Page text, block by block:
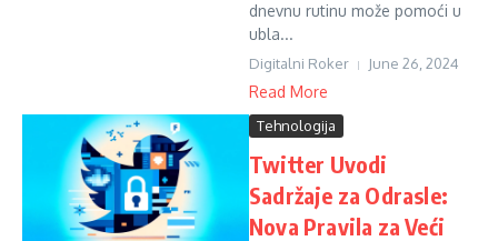
dnevnu rutinu može pomoći u
ubla...
Digitalni Roker June 26, 2024
Read More
Tehnologija
Twitter Uvodi
Sadržaje za Odrasle:
Nova Pravila za Veći